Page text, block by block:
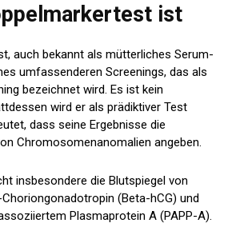
ist
auch bekannt als mütterliches Serum-
umfassenderen Screenings, das als
bezeichnet wird. Es ist kein
wird er als prädiktiver Test
dass seine Ergebnisse die
Chromosomenanomalien angeben.
insbesondere die Blutspiegel von
(Beta-hCG) und
Plasmaprotein A (PAPP-A).